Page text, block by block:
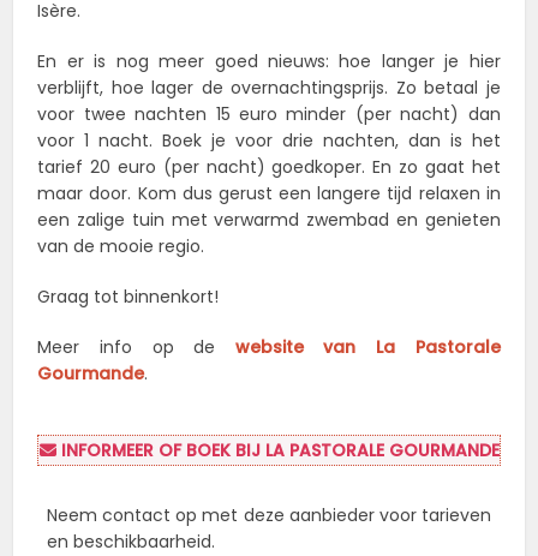
Isère.
En er is nog meer goed nieuws: hoe langer je hier
verblijft, hoe lager de overnachtingsprijs. Zo betaal je
voor twee nachten 15 euro minder (per nacht) dan
voor 1 nacht. Boek je voor drie nachten, dan is het
tarief 20 euro (per nacht) goedkoper. En zo gaat het
maar door. Kom dus gerust een langere tijd relaxen in
een zalige tuin met verwarmd zwembad en genieten
van de mooie regio.
Graag tot binnenkort!
Meer info op de website van La Pastorale
Gourmande.
INFORMEER OF BOEK BIJ LA PASTORALE GOURMANDE
Neem contact op met deze aanbieder voor tarieven
en beschikbaarheid.